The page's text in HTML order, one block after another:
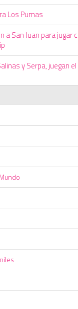
Los Pumas
a San Juan para jugar
y Serpa, juegan